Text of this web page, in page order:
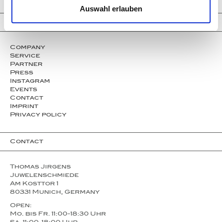
Auswahl erlauben
Information
Company
Service
Partner
Press
Instagram
Events
Contact
Imprint
Privacy policy
Contact
Thomas Jirgens
Juwelenschmiede
Am Kosttor 1
80331 Munich, Germany
Open:
Mo. bis Fr. 11:00-18:30 Uhr